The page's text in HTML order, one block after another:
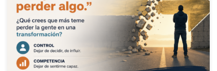
Hay una frase que se repite en muchas organizaciones cuando
algo no avanza: “la gente se resiste al cambio”. Suena cómodo.
Explica rápido lo que pasa y, de paso, coloca el foco en “los
otros”. Pero si rascas un poco… no es del todo verdad. La mayoría
de las personas […]